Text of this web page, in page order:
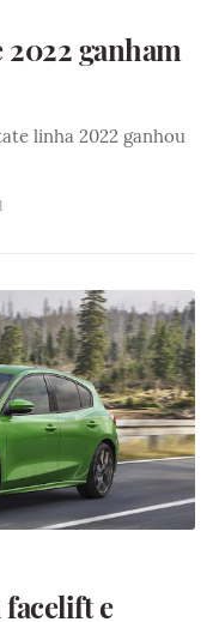
2022 ganham
linha 2022 ganhou
facelift e